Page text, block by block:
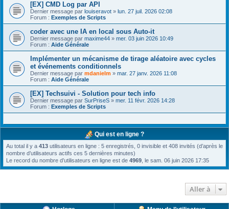
[EX] CMD Log par API
Dernier message par louiseravot » lun. 27 juil. 2026 02:08
Forum : Exemples de Scripts
coder avec une IA en local sous Auto-it
Dernier message par maxime44 » mer. 03 juin 2026 10:49
Forum : Aide Générale
Implémenter un mécanisme de tirage aléatoire avec cycles
et événements conditionnels
Dernier message par mdanielm » mar. 27 janv. 2026 11:08
Forum : Aide Générale
[EX] Techsuivi - Solution pour tech info
Dernier message par SurPriseS » mer. 11 févr. 2026 14:28
Forum : Exemples de Scripts
Qui est en ligne ?
Au total il y a 413 utilisateurs en ligne : 5 enregistrés, 0 invisible et 408 invités (d’après le
nombre d’utilisateurs actifs ces 5 dernières minutes)
Le record du nombre d’utilisateurs en ligne est de 4969 , le sam. 06 juin 2026 17:35
Aller à